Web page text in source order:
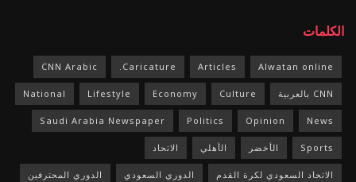
الكلمات
Alwatan online
Articles
Caricature.
CNN Arabic
CNN بالعربية Culture
Economy
Lifestyle
National
News
Opinion
Politics
Saudi Arabia Newspaper
Sports الأخضر الأهلي الاتحاد
الاتحاد السعودي لكرة القدم الدوري السعودي الدوري المحترفين